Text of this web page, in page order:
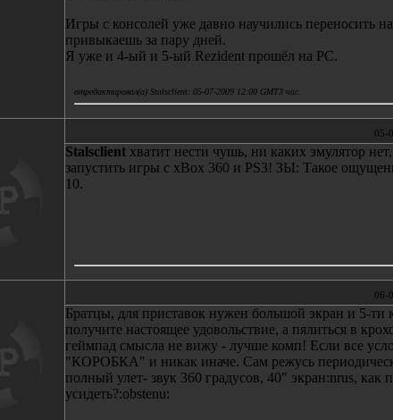
Игры с консолей уже давно научились переносить
привыкаешь за пару дней.
Я уже и 4-ый и 5-ый Rezident прошёл на PC.
отредактировал(а) Stalsclient: 05-07-2009 12:00 GMT3 час.
05-
Stalsclient хватит нести чушь, ни каких эмулятор
запустить игры с xBox 360 и PS3! ЗЫ: Такое
10.
06-
Братцы, для приставок нужен большой экран и 5-ти
получите настоящее удовольствие, а пялиться в
геймпад смысла не вижу - лучше комп! Если все
"КОРОБКА" и никак иначе. Сам режусь
полный улет- звук 360 градусов, 40" экран:nrus, как
усидеть?:obstenu: